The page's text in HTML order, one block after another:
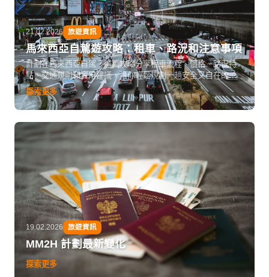
21.02.2026 旅遊資訊
馬來西亞自駕遊攻略：租車、路況和注意事項
計劃在馬來西亞自駕？這篇攻略分享租車流程、價格、路況特
點、交通規則和實用建議，讓你輕鬆規劃一趟安全又自在的馬
來西亞公路之旅。
探索更多
19.02.2026 旅遊資訊
MM2H 計劃最新變化
探索更多